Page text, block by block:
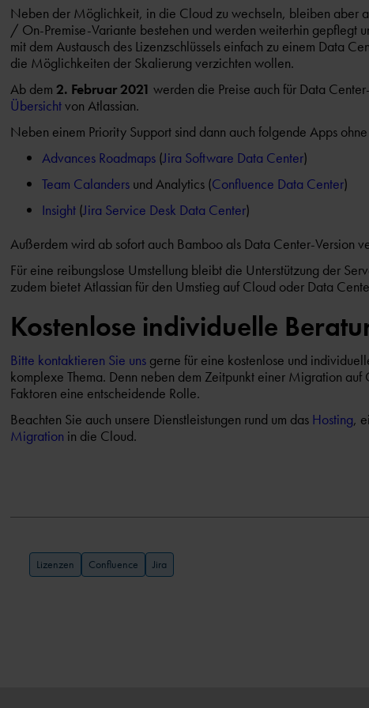
Neben der Möglichkeit, in die Cloud zu wechseln, bleiben aber
/ On-Premise-Variante bestehen und werden weiterhin gepflegt
mit dem Austausch des Lizenzschlüssels einfach zu einem Data
die Möglichkeiten der Skalierung verzichten wollen.
Ab dem 2. Februar 2021 werden die Preise auch für Data
Übersichtvon Atlassian.
Neben einem Priority Support sind dann auch folgende Apps
Advances Roadmaps (Jira Software Data Center)
Team Calanders und Analytics (Confluence Data Center)
Insight (Jira Service Desk Data Center)
Außerdem wird ab sofort auch Bamboo als Data Center-Version
Für eine reibungslose Umstellung bleibt die Unterstützung der
zudem bietet Atlassian für den Umstieg auf Cloud oder Data
Kostenlose individuelle
Bitte kontaktieren Sie uns gerne für eine kostenlose und
komplexe Thema. Denn neben dem Zeitpunkt einer Migration
Faktoren eine entscheidende Rolle.
Beachten Sie auch unsere Dienstleistungen rund um das Hosting,
Migration in die Cloud.
Lizenzen Confluence Jira